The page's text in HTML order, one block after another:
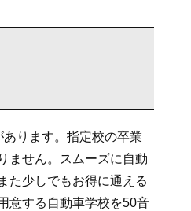
ります。指定校の卒業
ません。スムーズに自動
た少しでもお得に通える
意する自動車学校を50音